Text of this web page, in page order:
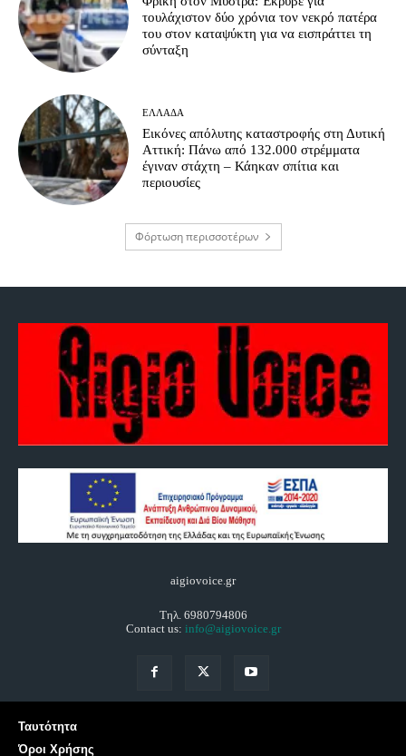
τουλάχιστον δύο χρόνια τον νεκρό πατέρα
του στον καταψύκτη για να εισπράττει τη
σύνταξη
ΕΛΛΆΔΑ
Εικόνες απόλυτης καταστροφής στη Δυτική
Αττική: Πάνω από 132.000 στρέμματα
έγιναν στάχτη – Κάηκαν σπίτια και
περιουσίες
Φόρτωση περισσοτέρων
aigiovoice.gr
Τηλ. 6980794806
Contact us: info@aigiovoice.gr
Ταυτότητα
Όροι Χρήσης